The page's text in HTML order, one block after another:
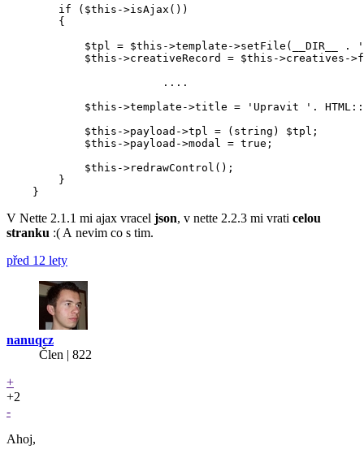
        if ($this->isAjax())
        {
$tpl = $this->template->setFile(__DIR__ .
$this->creativeRecord = $this->creatives-
$this->template->title = 'Upravit '.
            $this->payload->tpl = (string) $tpl;
            $this->payload->modal = true;
            $this->redrawControl();
        }
V Nette 2.1.1 mi ajax vracel json, v nette 2.2.3 mi vrati celou
stranku :( A nevim co s tim.
před 12 lety
nanuqcz
Člen | 822
+
+2
-
Ahoj,